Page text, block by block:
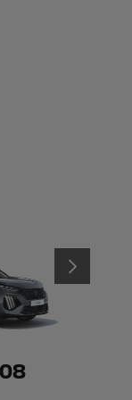
KÖVETKEZŐ